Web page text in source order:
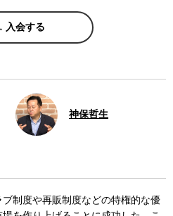
入会する
神保哲生
制度や再販制度などの特権的な優